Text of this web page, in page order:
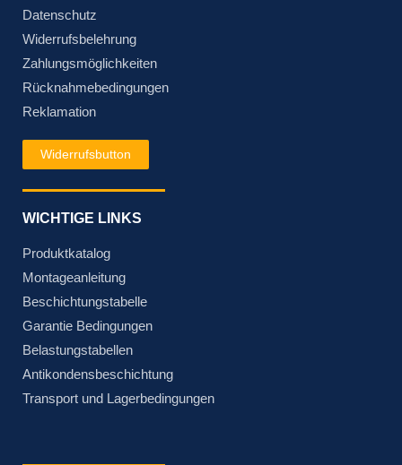
Datenschutz
Widerrufsbelehrung
Zahlungsmöglichkeiten
Rücknahmebedingungen
Reklamation
Widerrufsbutton
WICHTIGE LINKS
Produktkatalog
Montageanleitung
Beschichtungstabelle
Garantie Bedingungen
Belastungstabellen
Antikondensbeschichtung
Transport und Lagerbedingungen